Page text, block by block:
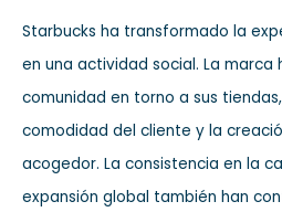
Starbucks ha transformado la
en una actividad social. La marca
comunidad en torno a sus
comodidad del cliente y la
acogedor. La consistencia en la
expansión global también han